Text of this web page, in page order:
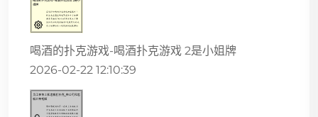
喝酒的扑克游戏-喝酒扑克游戏 2是小姐牌
2026-02-22 12:10:39